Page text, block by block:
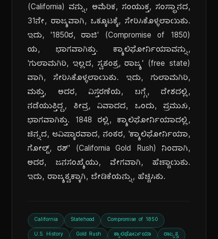
(California) ವನ್ನು, ಅಮೆರಿಕ, ಸಂಯುಕ್ತ, ಸಂಸ್ಥಾನದ,
31ನೇ, ರಾಜ್ಯವಾಗಿ, ಒಕ್ಕೂಟಕ್ಕೆ, ಸೇರಿಸಿಕೊಳ್ಳಲಾಯಿತು.
ಇದು, '1850ರ, ರಾಜಿ' (Compromise of 1850)
ಯ, ಭಾಗವಾಗಿತ್ತು. ಕ್ಯಾಲಿಫೋರ್ನಿಯಾವನ್ನು,
'ಗುಲಾಮಗಿರಿ, ಇಲ್ಲದ, ಸ್ವತಂತ್ರ, ರಾಜ್ಯ' (free state)
ವಾಗಿ, ಸೇರಿಸಿಕೊಳ್ಳಲಾಯಿತು. ಇದು, ಗುಲಾಮಗಿರಿ,
ಮತ್ತು, ಅದರ, ವಿಸ್ತರಣೆಯ, ಬಗ್ಗೆ, ದೇಶದಲ್ಲಿ,
ನಡೆಯುತ್ತಿದ್ದ, ತೀವ್ರ, ವಿವಾದದ, ಒಂದು, ಪ್ರಮುಖ,
ಭಾಗವಾಗಿತ್ತು. 1848 ರಲ್ಲಿ, ಕ್ಯಾಲಿಫೋರ್ನಿಯಾದಲ್ಲಿ,
ಚಿನ್ನದ, ಆವಿಷ್ಕಾರವಾದ, ನಂತರ, 'ಕ್ಯಾಲಿಫೋರ್ನಿಯಾ,
ಗೋಲ್ಡ್, ರಶ್' (California Gold Rush) ನಿಂದಾಗಿ,
ಅದರ, ಜನಸಂಖ್ಯೆಯು, ವೇಗವಾಗಿ, ಹೆಚ್ಚಾಯಿತು.
ಇದು, ರಾಜ್ಯತ್ವಕ್ಕಾಗಿ, ಬೇಡಿಕೆಯನ್ನು, ಹೆಚ್ಚಿಸಿತು.
California Statehood Compromise of 1850
U.S. History Gold Rush ಕ್ಯಾಲಿಫೋರ್ನಿಯಾ ರಾಜ್ಯತ್ವ